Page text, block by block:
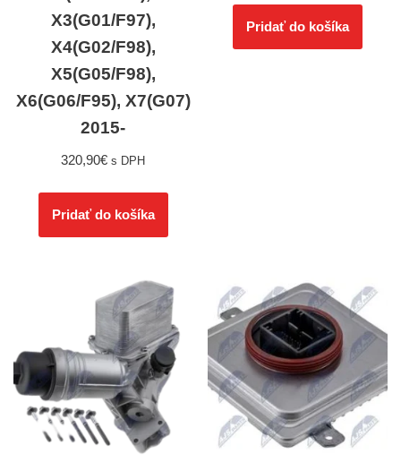
X3(G01/F97),
X4(G02/F98),
X5(G05/F98),
X6(G06/F95), X7(G07)
2015-
320,90€ s DPH
Pridať do košíka
Pridať do košíka